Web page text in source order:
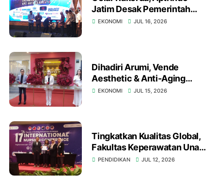
Jatim Desak Pemerintah
Responsif Terhadap Kendala
EKONOMI JUL 16, 2026
Dihadiri Arumi, Vende
Aesthetic & Anti-Aging
Clinic Buka Cabang di
EKONOMI JUL 15, 2026
Tingkatkan Kualitas Global,
Fakultas Keperawatan Unair
Gelar International Nursing
PENDIDIKAN JUL 12, 2026